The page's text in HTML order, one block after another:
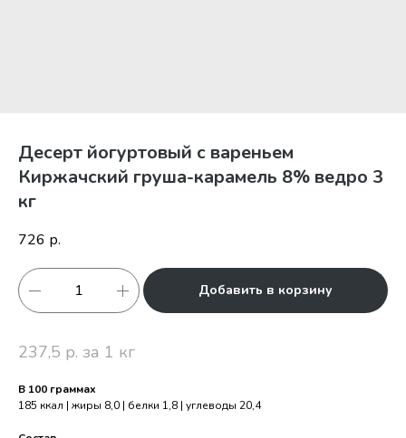
Десерт йогуртовый с вареньем
Киржачский груша-карамель 8% ведро 3
кг
726 р.
Добавить в корзину
237,5 р. за 1 кг
В 100 граммах
185 ккал | жиры 8,0 | белки 1,8 | углеводы 20,4